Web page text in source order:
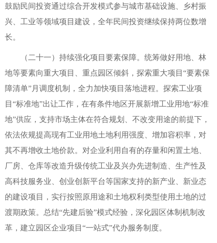
鼓励民间投资通过综合开发模式参与城市基础设施、乡村振
兴、工业等领域项目建设，全年民间投资继续保持两位数增
长。
（二十一）持续强化项目要素保障。统筹做好用地、林
地等要素向重大项目、重点园区倾斜，探索重大项目“要素保
障清单”月调度机制，全力加快项目落地进程。探索工业项
目“标准地”出让工作，在有条件地区开展新增工业用地“标准
地”供应，支持市场主体在符合规划、不改变用途的前提下，
依法依规提高现有工业用地土地利用强度、增加容积率，对
其不再增收土地价款。对企业利用自有的存量和闲置土地、
厂房、仓库等改造升级传统工业及兴办先进制造、生产性及
高科技服务业、创业创新平台等国家支持的新产业、新业态
的建设项目，实行按照原用途和土地权利类型使用土地的过
渡期政策。总结“先建后验”模式经验，深化园区体制机制改
革，建立园区企业项目“一站式”代办服务制度。